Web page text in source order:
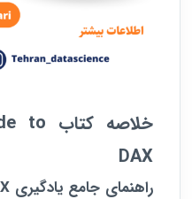
خلاصه کتاب to
DAX
راهنمای جامع یادگیری